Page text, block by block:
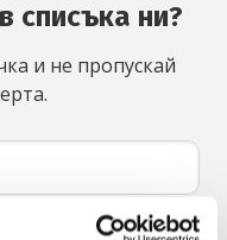
списъка ни?
и не пропускай